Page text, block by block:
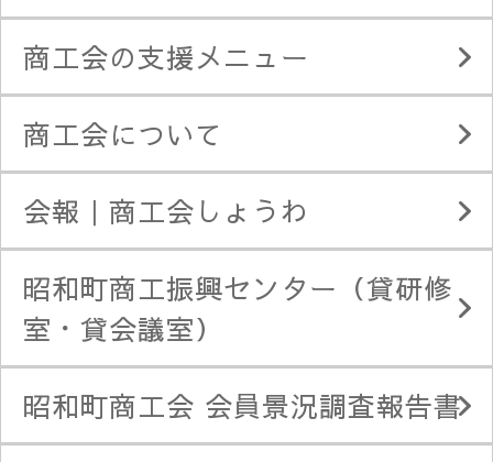
商工会の支援メニュー
商工会について
会報｜商工会しょうわ
昭和町商工振興センター（貸研修
室・貸会議室）
昭和町商工会 会員景況調査報告書